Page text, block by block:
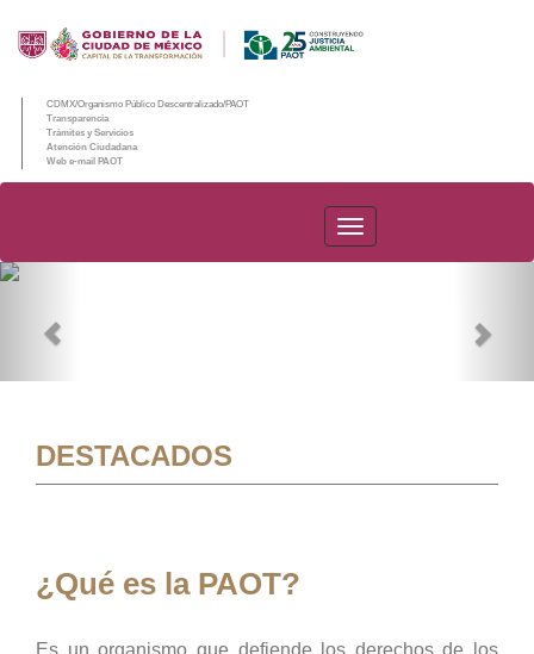
CDMX/Organismo Público Descentralizado/PAOT
Transparencia
Trámites y Servicios
Atención Ciudadana
Web e-mail PAOT
PAOT
DESTACADOS
¿Qué es la PAOT?
Es un organismo que defiende los derechos de los